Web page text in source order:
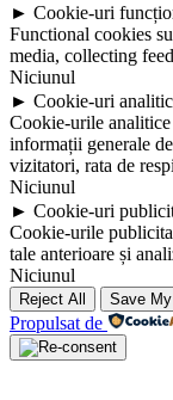
► Cookie-uri
Functional cookies
media, collecting
Niciunul
► Cookie-uri
Cookie-urile
informații generale
vizitatori, rata de
Niciunul
► Cookie-uri
Cookie-urile
tale anterioare și
Niciunul
Reject All Save
Propulsat de